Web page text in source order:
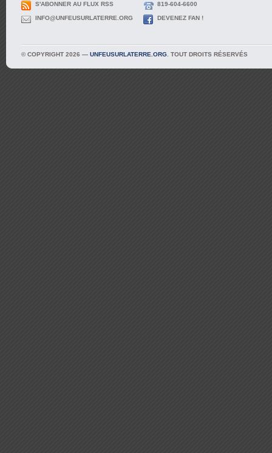
S'ABONNER AU FLUX RSS 819-604-6600
INFO@UNFEUSURLATERRE.ORG DEVENEZ FAN !
© COPYRIGHT 2026 — UNFEUSURLATERRE.ORG . TOUT DROITS RÉSERVÉS